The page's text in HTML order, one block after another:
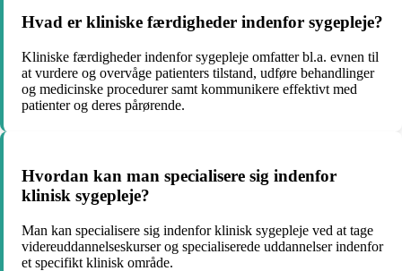
Hvad er kliniske færdigheder indenfor sygepleje?
Kliniske færdigheder indenfor sygepleje omfatter bl.a. evnen til
at vurdere og overvåge patienters tilstand, udføre behandlinger
og medicinske procedurer samt kommunikere effektivt med
patienter og deres pårørende.
Hvordan kan man specialisere sig indenfor
klinisk sygepleje?
Man kan specialisere sig indenfor klinisk sygepleje ved at tage
videreuddannelseskurser og specialiserede uddannelser indenfor
et specifikt klinisk område.